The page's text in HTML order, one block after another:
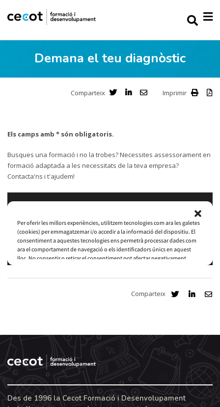
Demana el teu diagnòstic
Comparteix Imprimir
Els camps amb * són obligatoris.
Busques una formació i no la trobes? Necessites assessorament en
formació adaptada a les necessitats de la teva empresa?
Contacta'ns i t'ajudem!
Comparteix
Des de 1996 la Cecot Formació i Desenvolupament